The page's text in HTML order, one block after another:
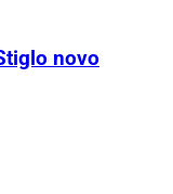
novo